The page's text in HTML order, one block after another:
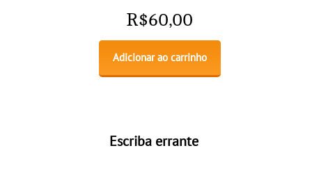
R$60,00
Adicionar ao carrinho
Escriba errante